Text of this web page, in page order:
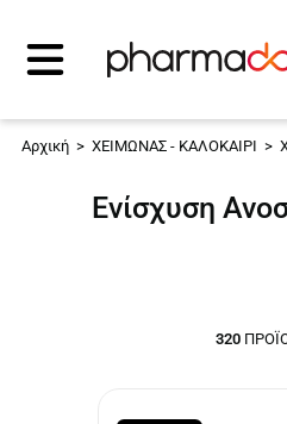
Αρχική > ΧΕΙΜΩΝΑΣ - ΚΑΛΟΚΑΙΡΙ >
Ενίσχυση
320